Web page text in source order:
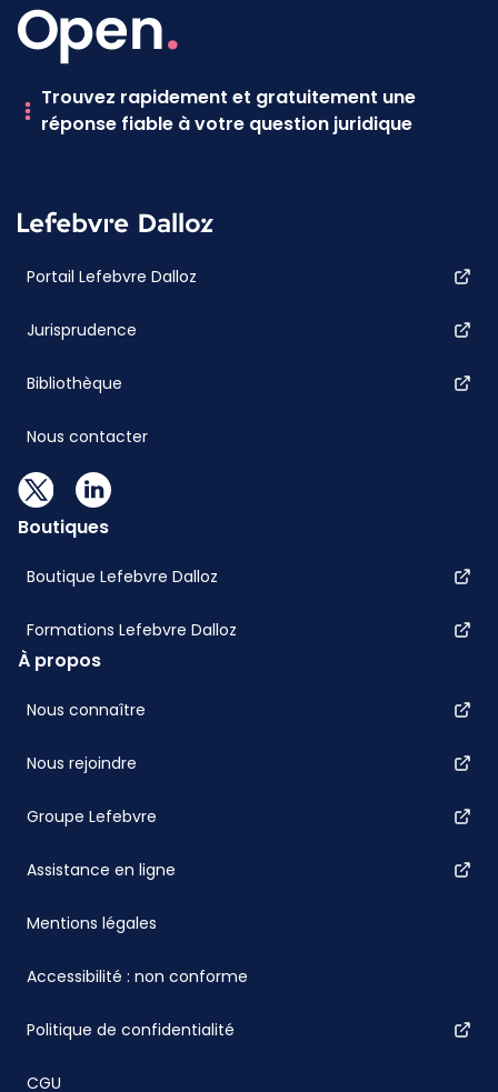
Trouvez rapidement et gratuitement une
réponse fiable à votre question juridique
Portail Lefebvre Dalloz
Jurisprudence
Bibliothèque
Nous contacter
Boutiques
Boutique Lefebvre Dalloz
Formations Lefebvre Dalloz
À propos
Nous connaître
Nous rejoindre
Groupe Lefebvre
Assistance en ligne
Mentions légales
Accessibilité : non conforme
Politique de confidentialité
CGU